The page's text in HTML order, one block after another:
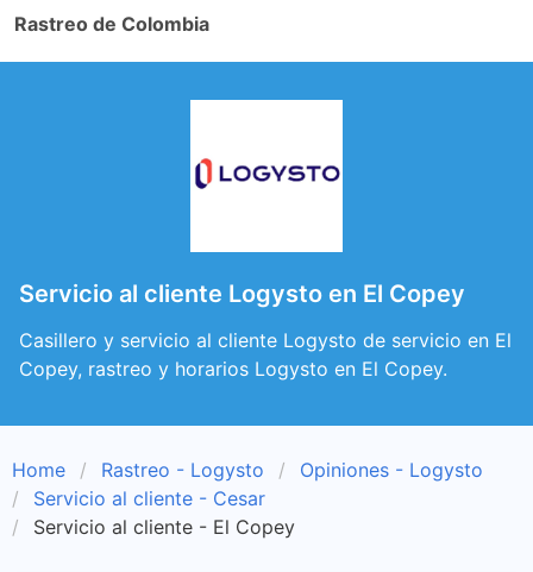
Rastreo de Colombia
Servicio al cliente Logysto en El Copey
Casillero y servicio al cliente Logysto de servicio en El
Copey, rastreo y horarios Logysto en El Copey.
Home Rastreo - Logysto
Opiniones - Logysto
Servicio al cliente - Cesar
Servicio al cliente - El Copey